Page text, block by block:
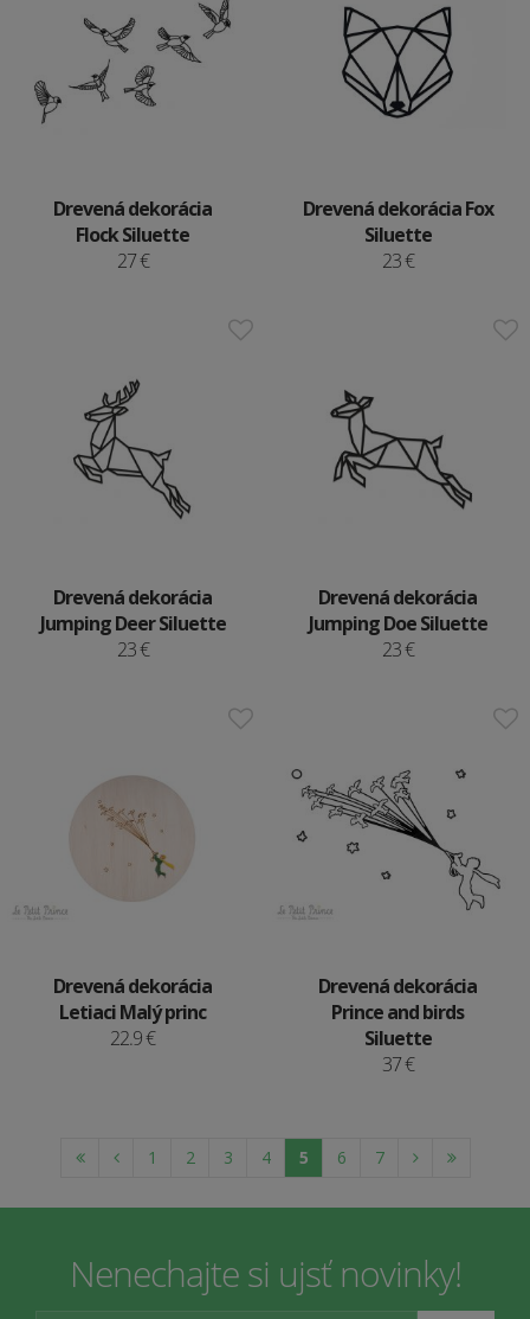
Drevená dekorácia
Flock Siluette
27 €
Drevená dekorácia Fox
Siluette
23 €
Drevená dekorácia
Jumping Deer Siluette
23 €
Drevená dekorácia
Jumping Doe Siluette
23 €
Drevená dekorácia
Letiaci Malý princ
22.9 €
Drevená dekorácia
Prince and birds
Siluette
37 €
1 2 3 4 5 6 7
Nenechajte si ujsť novinky!